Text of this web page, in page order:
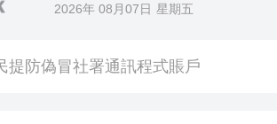
2026年 08月07日 星期五
法勞工行動拘12人